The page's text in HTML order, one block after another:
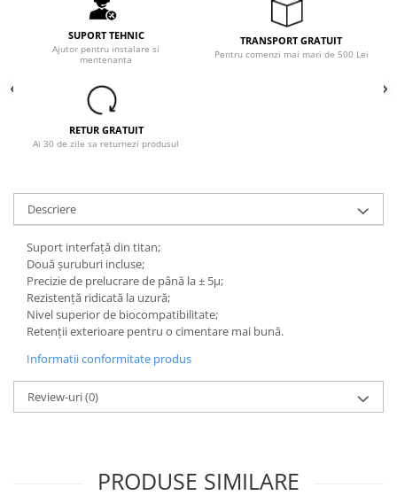
SUPORT TEHNIC
Ajutor pentru instalare si
mentenanta
TRANSPORT GRATUIT
Pentru comenzi mai mari de 500 Lei
RETUR GRATUIT
Ai 30 de zile sa returnezi produsul
Descriere
Suport interfață din titan;
Două șuruburi incluse;
Precizie de prelucrare de până la ± 5μ;
Rezistență ridicată la uzură;
Nivel superior de biocompatibilitate;
Retenții exterioare pentru o cimentare mai bună.
Informatii conformitate produs
Review-uri(0)
PRODUSE SIMILARE